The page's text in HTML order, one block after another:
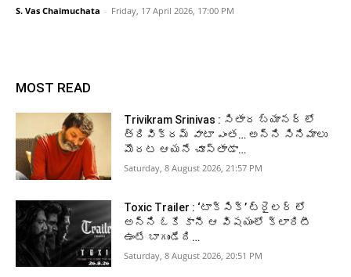
S. Vas Chaimuchata - Friday, 17 April 2026, 17:00 PM
MOST READ
Trivikram Srinivas : సితార బ్యానర్ లో
త్రివిక్రమ్ వాటా ఎంత… అన్ని సినిమాలు
మొదట ఆయనే చూస్తాడా…
Saturday, 8 August 2026, 21:57 PM
Toxic Trailer : ‘టాక్సిక్’ ట్రైలర్ లో
అన్ని ఓకే కానీ ఆ విషయంలో క్లారిటీ
ఉంటే బాగుండేది…
Saturday, 8 August 2026, 20:51 PM